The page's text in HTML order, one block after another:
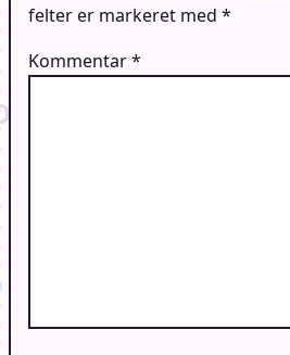
felter er markeret med *
Kommentar*